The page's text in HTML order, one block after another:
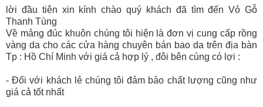
lời đầu tiên xin kính chào quý khách đã tìm đến Vỏ Gỗ
Thanh Tùng
Về mảng đúc khuôn chúng tôi hiện là đơn vị cung cấp rồng
vàng da cho các cửa hàng chuyên bán bao da trên địa bàn
Tp : Hồ Chí Minh với giá cả hợp lý , đôi bên cùng có lợi :
- Đối với khách lẻ chúng tôi đảm bảo chất lượng cũng như
giá cả tốt nhất